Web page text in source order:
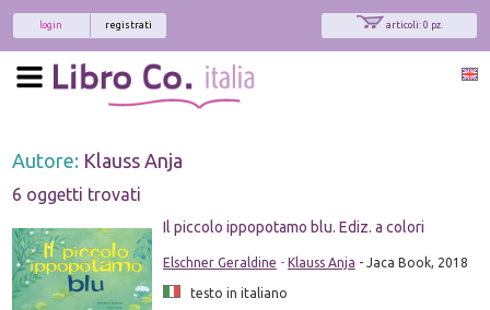
articoli: 0 pz.
registrati
login
Autore: Klauss Anja
6 oggetti trovati
Il piccolo ippopotamo blu. Ediz. a colori
Elschner Geraldine - Klauss Anja - Jaca Book, 2018
testo in italiano